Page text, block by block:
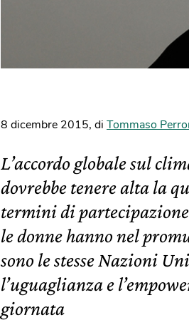
8 dicembre 2015, di Tommaso
L’accordo globale sul
dovrebbe tenere alta la
termini di
le donne hanno nel
sono le stesse Nazioni
l’uguaglianza e
giornata